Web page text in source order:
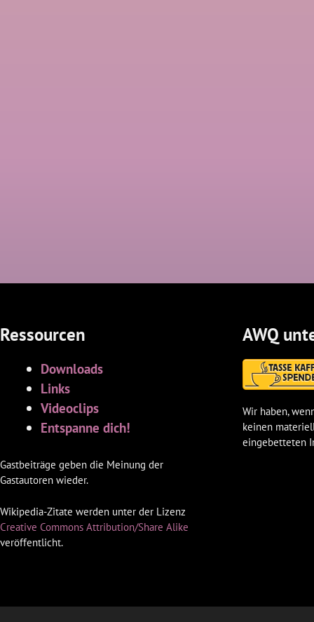
Ressourcen
Downloads
Links
Videoclips
Entspanne dich!
Gastbeiträge geben die Meinung der
Gastautoren wieder.
Wikipedia-Zitate werden unter der Lizenz
Creative Commons Attribution/Share Alike
veröffentlicht.
AWQ
Wir haben,
keinen
eingebetteten